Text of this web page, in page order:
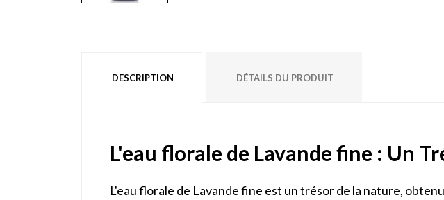
DESCRIPTION DÉTAILS DU PRODUIT
L'eau florale de Lavande fine : Un
L'eau florale de Lavande fine est un trésor de la nature,